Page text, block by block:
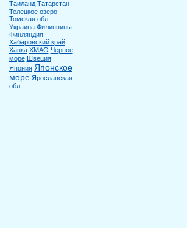
Таиланд Татарстан
Телецкое озеро
Томская обл.
Украина Филиппины
Финляндия
Хабаровский край
Ханка ХМАО Черное
море Швеция
Япония Японское
море Ярославская
обл.